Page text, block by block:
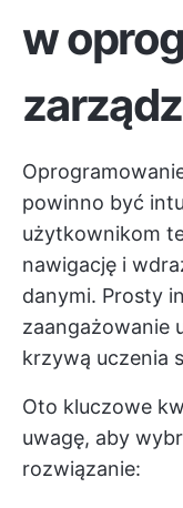
w
powinno być
użytkownikom
nawigację i
danymi. Prosty
zaangażowanie
krzywą uczenia
Oto kluczowe
uwagę, aby
rozwiązanie: